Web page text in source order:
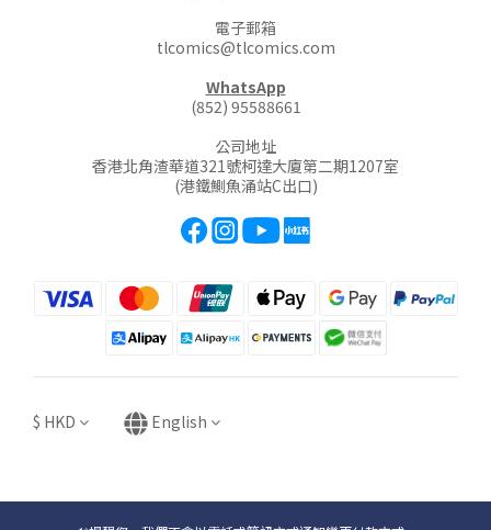
電子郵箱
tlcomics@tlcomics.com
WhatsApp
(852) 95588661
公司地址
香港北角渣華道321號柯達大廈第二期1207室
(港鐵鰂魚涌站C出口)
$ HKD English